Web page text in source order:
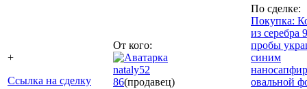
+
Ссылка на сделку
От кого:
nataly52
86(продавец)
По сделке:
Покупка:
из серебра
пробы
синим
овальной